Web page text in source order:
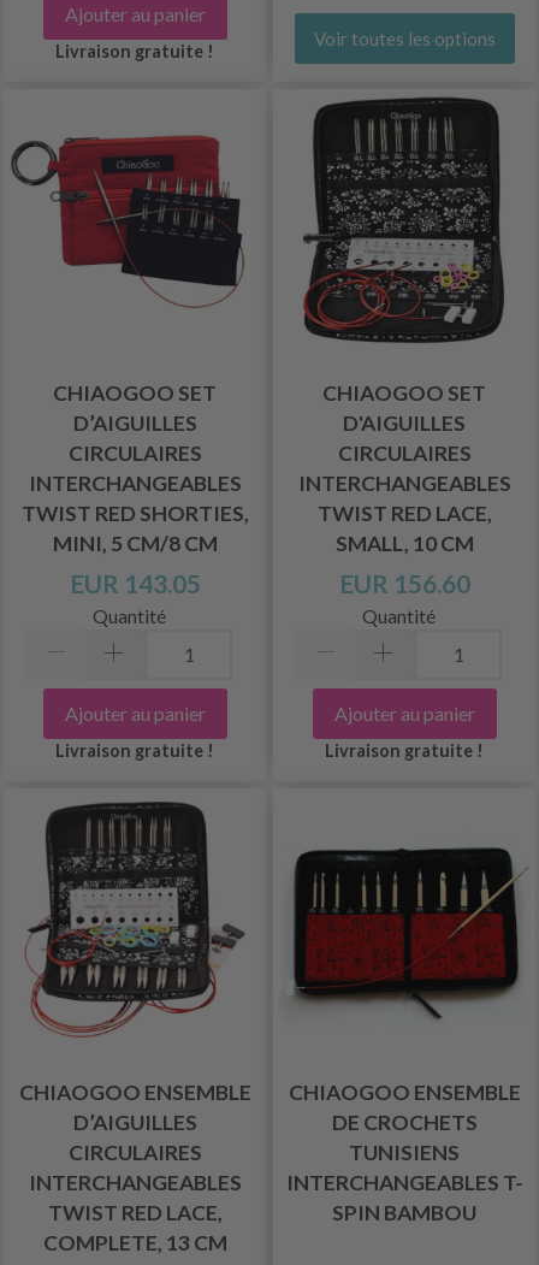
Ajouter au panier
Livraison gratuite !
Voir toutes les options
CHIAOGOO SET
D’AIGUILLES
CIRCULAIRES
INTERCHANGEABLES
TWIST RED SHORTIES,
MINI, 5 CM/8 CM
EUR 143.05
Quantité
Ajouter au panier
Livraison gratuite !
CHIAOGOO SET
D'AIGUILLES
CIRCULAIRES
INTERCHANGEABLES
TWIST RED LACE,
SMALL, 10 CM
EUR 156.60
Quantité
Ajouter au panier
Livraison gratuite !
CHIAOGOO ENSEMBLE
D’AIGUILLES
CIRCULAIRES
INTERCHANGEABLES
TWIST RED LACE,
COMPLETE, 13 CM
CHIAOGOO ENSEMBLE
DE CROCHETS
TUNISIENS
INTERCHANGEABLES T-
SPIN BAMBOU